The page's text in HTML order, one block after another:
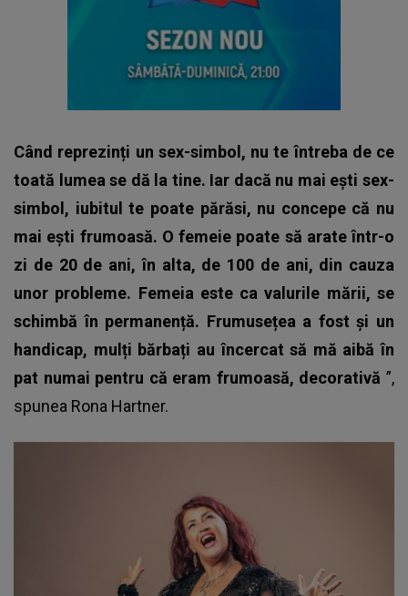
Când reprezinți un sex-simbol, nu te întreba de ce
toată lumea se dă la tine. Iar dacă nu mai ești sex-
simbol, iubitul te poate părăsi, nu concepe că nu
mai ești frumoasă. O femeie poate să arate într-o
zi de 20 de ani, în alta, de 100 de ani, din cauza
unor probleme. Femeia este ca valurile mării, se
schimbă în permanență. Frumusețea a fost și un
handicap, mulți bărbați au încercat să mă aibă în
pat numai pentru că eram frumoasă, decorativă ”,
spunea Rona Hartner.